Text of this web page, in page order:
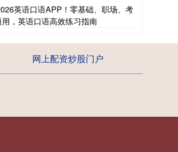
英语口语APP！零基础、职场、考
，英语口语高效练习指南
网上配资炒股门户